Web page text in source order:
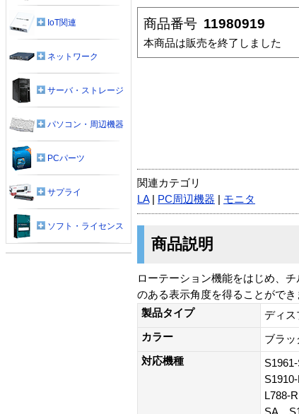
商品番号 11980919
本商品は販売を終了しました
関連カテゴリ
LA| PC周辺機器 モニタ
商品説明
ローテーション機能をはじめ、
のある表示角度を得ることができ
製品タイプ
ディス
カラー
ブラッ
対応機種
L788-
SA、
IoT関連
ネットワーク
サーバ・ストレージ
パソコン・周辺機器
PCパーツ
サプライ
ソフト・ライセンス